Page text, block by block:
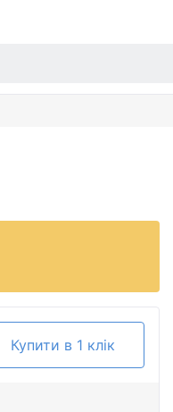
Купити в 1 клік